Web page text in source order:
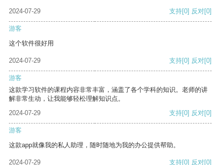
2024-07-29 支持[0] 反对[0]
游客
这个软件很好用
2024-07-29 支持[0] 反对[0]
游客
这款学习软件的课程内容非常丰富，涵盖了各个学科的知识。老师的讲
解非常生动，让我能够轻松理解知识点。
2024-07-29
支持[0] 反对[0]
游客
这款app就像我的私人助理，随时随地为我的办公提供帮助。
2024-07-29 支持[0] 反对[0]